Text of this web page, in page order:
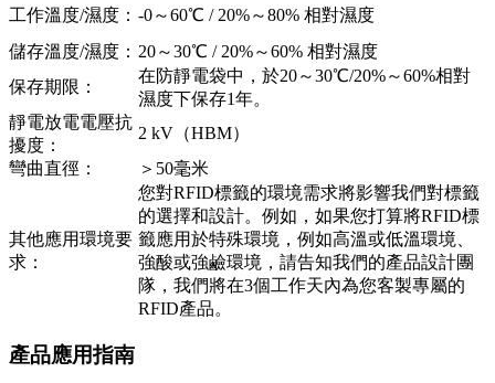
工作溫度/濕度： -0～60℃ / 20%～80% 相對濕度
儲存溫度/濕度： 20～30℃ / 20%～60% 相對濕度
保存期限：
在防靜電袋中，於20～30℃/20%～60%相對
濕度下保存1年。
靜電放電電壓抗
擾度：
2 kV（HBM）
彎曲直徑：
＞50毫米
其他應用環境要
求：
您對RFID標籤的環境需求將影響我們對標籤
的選擇和設計。例如，如果您打算將RFID標
籤應用於特殊環境，例如高溫或低溫環境、
強酸或強鹼環境，請告知我們的產品設計團
隊，我們將在3個工作天內為您客製專屬的
RFID產品。
產品應用指南